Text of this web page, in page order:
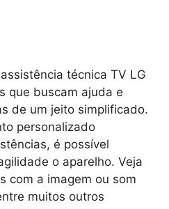
técnica TV LG
que buscam ajuda e
de um jeito simplificado.
personalizado
é possível
o aparelho. Veja
com a imagem ou som
muitos outros